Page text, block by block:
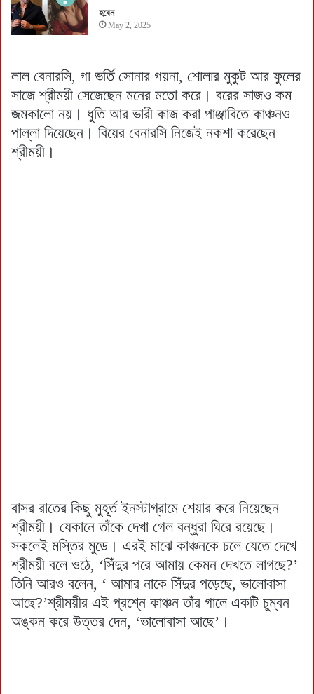
হবেন
May 2, 2025
লাল বেনারসি, গা ভর্তি সোনার গয়না, শোলার মুকুট আর ফুলের
সাজে শ্রীময়ী সেজেছেন মনের মতো করে। বরের সাজও কম
জমকালো নয়। ধুতি আর ভারী কাজ করা পাঞ্জাবিতে কাঞ্চনও
পাল্লা দিয়েছেন। বিয়ের বেনারসি নিজেই নকশা করেছেন
শ্রীময়ী।
বাসর রাতের কিছু মুহূর্ত ইনস্টাগ্রামে শেয়ার করে নিয়েছেন
শ্রীময়ী। যেকানে তাঁকে দেখা গেল বন্ধুরা ঘিরে রয়েছে।
সকলেই মস্তির মুডে। এরই মাঝে কাঞ্চনকে চলে যেতে দেখে
শ্রীময়ী বলে ওঠে, ‘সিঁদুর পরে আমায় কেমন দেখতে লাগছে?’
তিনি আরও বলেন, ‘ আমার নাকে সিঁদুর পড়েছে, ভালোবাসা
আছে?’শ্রীময়ীর এই প্রশ্নে কাঞ্চন তাঁর গালে একটি চুম্বন
অঙ্কন করে উত্তর দেন, ‘ভালোবাসা আছে’।